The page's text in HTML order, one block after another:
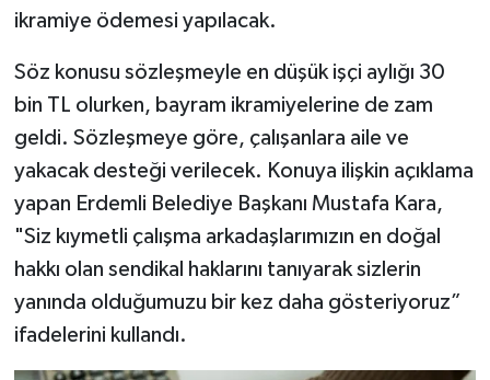
ikramiye ödemesi yapılacak.
Söz konusu sözleşmeyle en düşük işçi aylığı 30
bin TL olurken, bayram ikramiyelerine de zam
geldi. Sözleşmeye göre, çalışanlara aile ve
yakacak desteği verilecek. Konuya ilişkin açıklama
yapan Erdemli Belediye Başkanı Mustafa Kara,
"Siz kıymetli çalışma arkadaşlarımızın en doğal
hakkı olan sendikal haklarını tanıyarak sizlerin
yanında olduğumuzu bir kez daha gösteriyoruz”
ifadelerini kullandı.